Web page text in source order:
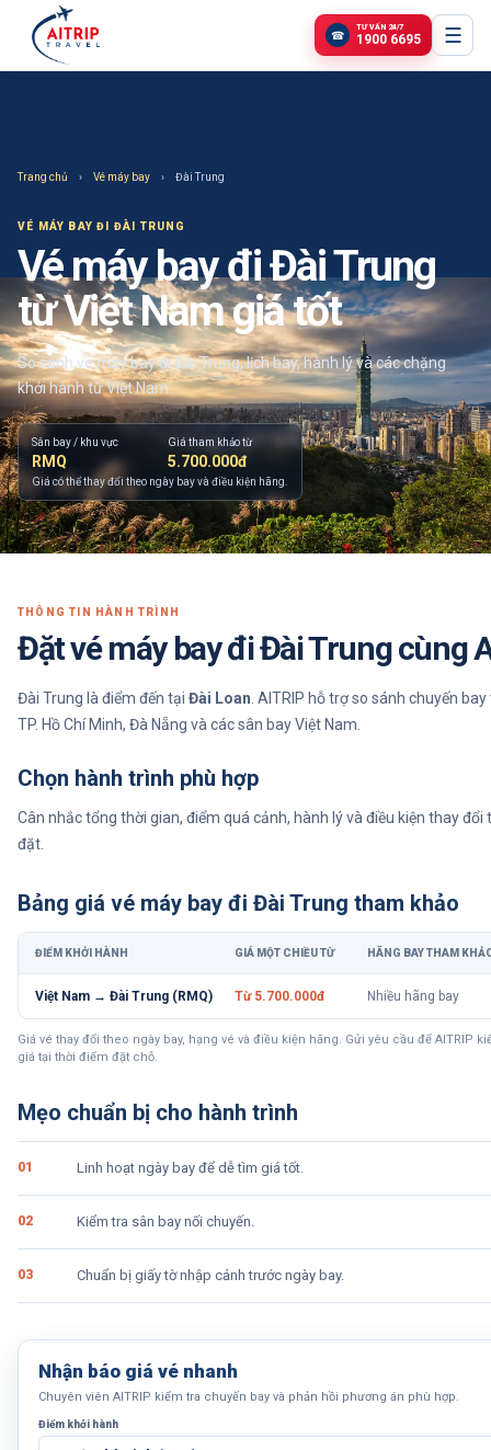
☎
TƯ VẤN 24/7
1900 6695 ☰
Trang chủ › Vé máy bay › Đài Trung
VÉ MÁY BAYĐI ĐÀI TRUNG
Vé máy bay đi Đài Trung
từ Việt Nam giá tốt
So sánh vé máy bay đi Đài Trung, lịch bay, hành lý và các chặng
khởi hành từ Việt Nam.
Sân bay / khu vực
RMQ
Giá tham khảo từ
5.700.000đ
Giá có thể thay đổi theo ngày bay và điều kiện hãng.
THÔNG TIN HÀNH TRÌNH
Đặt vé máy bay đi Đài Trung cùng
Đài Trung là điểm đến tại Đài Loan . AITRIP hỗ trợ so sánh chuyến
TP. Hồ Chí Minh, Đà Nẵng và các sân bay Việt Nam.
Chọn hành trình phù hợp
Cân nhắc tổng thời gian, điểm quá cảnh, hành lý và điều kiện thay đổi
đặt.
Bảng giá vé máy bay đi Đài Trung tham khảo
ĐIỂM KHỞI HÀNH GIÁ MỘT CHIỀU TỪ HÃNG BAY THAM
Việt Nam → Đài Trung (RMQ) Từ 5.700.000đ Nhiều hãng bay
Giá vé thay đổi theo ngày bay, hạng vé và điều kiện hãng. Gửi yêu cầu để AITRIP
giá tại thời điểm đặt chỗ.
Mẹo chuẩn bị cho hành trình
01 Linh hoạt ngày bay để dễ tìm giá tốt.
02 Kiểm tra sân bay nối chuyến.
03 Chuẩn bị giấy tờ nhập cảnh trước ngày bay.
Nhận báo giá vé nhanh
Chuyên viên AITRIP kiểm tra chuyến bay và phản hồi phương án phù hợp.
Điểm khởi hành